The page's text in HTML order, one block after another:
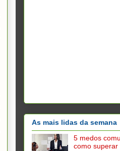
As mais lidas da semana
5 medos
como